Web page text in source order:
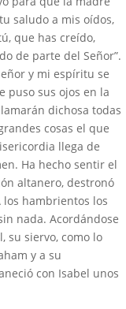
saludo a mis oídos,
que has creído,
de parte del Señor”.
y mi espíritu se
puso sus ojos en la
dichosa todas
cosas el que
llega de
Ha hecho sentir el
altanero, destronó
los hambrientos los
nada. Acordándose
su siervo, como lo
y a su
con Isabel unos